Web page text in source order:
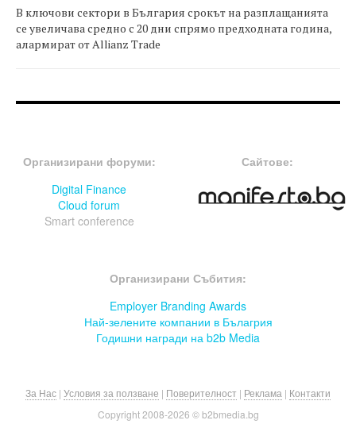
В ключови сектори в България срокът на разплащанията
се увеличава средно с 20 дни спрямо предходната година,
алармират от Allianz Trade
Организирани форуми:
Digital Finance
Cloud forum
Smart conference
Сайтове:
Организирани Събития:
Employer Branding Awards
Най-зелените компании в Бълагрия
Годишни награди на b2b Media
За Нас | Условия за ползване | Поверителност | Реклама | Контакти
Copyright 2008-2026 © b2bmedia.bg